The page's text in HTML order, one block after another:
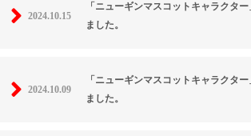
2024.10.15
「ニューギンマスコットキャラクタ
ました。
2024.10.09
「ニューギンマスコットキャラクタ
ました。